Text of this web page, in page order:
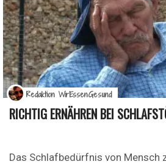
RICHTIG ERNÄHREN BEI
Das Schlafbedürfnis von Mensch
Redaktion WirEssenGesund